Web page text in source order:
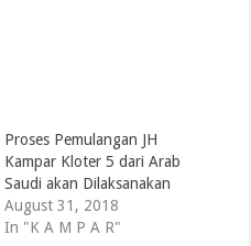
Proses Pemulangan JH
Kampar Kloter 5 dari Arab
Saudi akan Dilaksanakan
August 31, 2018
In "K A M P A R"